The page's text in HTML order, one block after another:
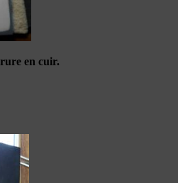
en cuir.